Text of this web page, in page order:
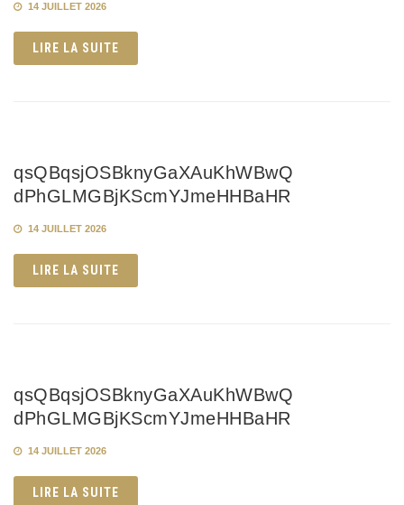
14 JUILLET 2026
LIRE LA SUITE
qsQBqsjOSBknyGaXAuKhWBwQ
dPhGLMGBjKScmYJmeHHBaHR
14 JUILLET 2026
LIRE LA SUITE
qsQBqsjOSBknyGaXAuKhWBwQ
dPhGLMGBjKScmYJmeHHBaHR
14 JUILLET 2026
LIRE LA SUITE